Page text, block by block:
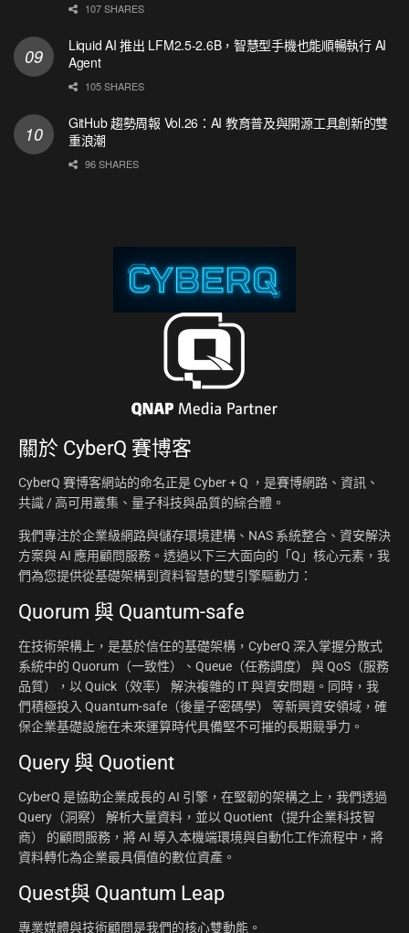
107 SHARES
Liquid AI 推出 LFM2.5-2.6B，智慧型手機也能順暢執行 AI
Agent
105 SHARES
GitHub 趨勢周報 Vol.26：AI 教育普及與開源工具創新的雙
重浪潮
96 SHARES
關於 CyberQ 賽博客
CyberQ 賽博客網站的命名正是 Cyber + Q ，是賽博網路、資訊、
共識 / 高可用叢集、量子科技與品質的綜合體。
我們專注於企業級網路與儲存環境建構、NAS 系統整合、資安解決
方案與 AI 應用顧問服務。透過以下三大面向的「Q」核心元素，我
們為您提供從基礎架構到資料智慧的雙引擎驅動力：
Quorum 與 Quantum-safe
在技術架構上，是基於信任的基礎架構，CyberQ 深入掌握分散式
系統中的 Quorum（一致性）、Queue（任務調度） 與 QoS（服務
品質），以 Quick（效率） 解決複雜的 IT 與資安問題。同時，我
們積極投入 Quantum-safe（後量子密碼學） 等新興資安領域，確
保企業基礎設施在未來運算時代具備堅不可摧的長期競爭力。
Query 與 Quotient
CyberQ 是協助企業成長的 AI 引擎，在堅韌的架構之上，我們透過
Query（洞察） 解析大量資料，並以 Quotient（提升企業科技智
商） 的顧問服務，將 AI 導入本機端環境與自動化工作流程中，將
資料轉化為企業最具價值的數位資產。
Quest與 Quantum Leap
專業媒體與技術顧問是我們的核心雙動能。